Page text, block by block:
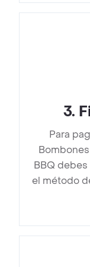
3.
Para
BBQ
el método